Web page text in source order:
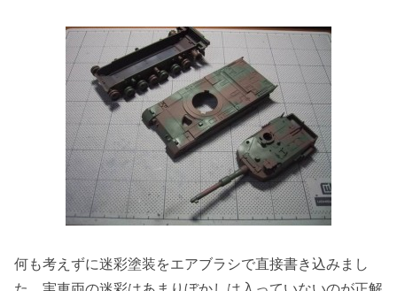
何も考えずに迷彩塗装をエアブラシで直接書き込みまし